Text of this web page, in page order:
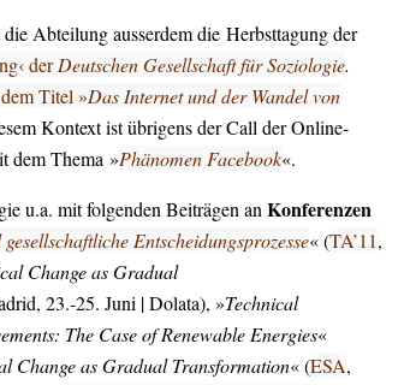
Abteilung ausserdem die Herbsttagung der
derDeutschen Gesellschaft für Soziologie.
Titel »Das Internet und der Wandel von
Kontext ist übrigens der Call der Online-
dem Thema »Phänomen Facebook«.
u.a. mit folgenden Beiträgen an Konferenzen
Entscheidungsprozesse« (TA’11,
Change as Gradual
23.-25. Juni | Dolata), »Technical
The Case of Renewable Energies«
Change as Gradual Transformation« (ESA,